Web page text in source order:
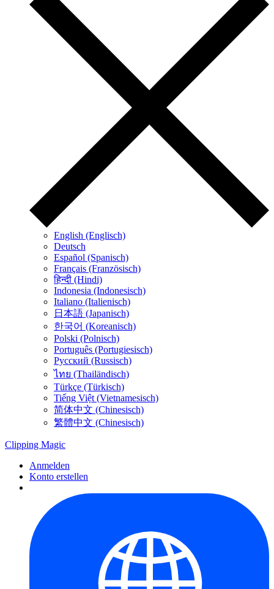
English (Englisch)
Deutsch
Español (Spanisch)
Français (Französisch)
हिन्दी (Hindi)
Indonesia (Indonesisch)
Italiano (Italienisch)
日本語 (Japanisch)
한국어 (Koreanisch)
Polski (Polnisch)
Português (Portugiesisch)
Русский (Russisch)
ไทย (Thailändisch)
Türkçe (Türkisch)
Tiếng Việt (Vietnamesisch)
简体中文 (Chinesisch)
繁體中文 (Chinesisch)
Clipping Magic
Anmelden
Konto erstellen